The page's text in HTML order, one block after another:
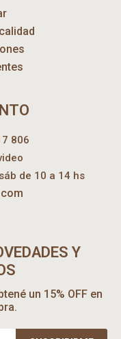
806
de 10 a 14 hs
Y
un 15% OFF en